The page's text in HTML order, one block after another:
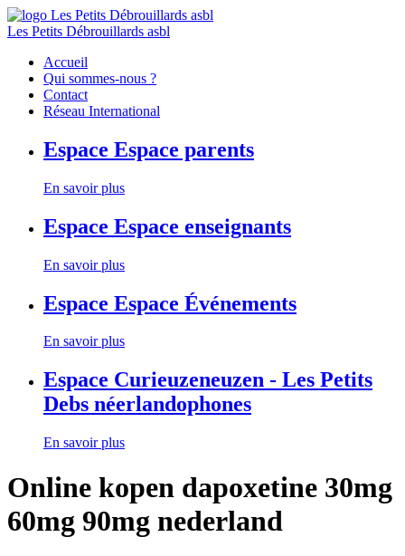
Les Petits Débrouillards asbl
Accueil
Qui sommes-nous ?
Contact
Réseau International
Espace Espace parents
En savoir plus
Espace Espace enseignants
En savoir plus
Espace Espace Événements
En savoir plus
Espace Curieuzeneuzen - Les Petits
Debs néerlandophones
En savoir plus
Online kopen dapoxetine 30mg
60mg 90mg nederland